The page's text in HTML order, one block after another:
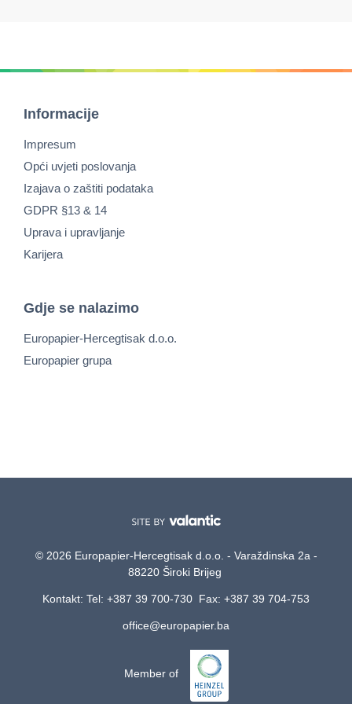
Informacije
Impresum
Opći uvjeti poslovanja
Izajava o zaštiti podataka
GDPR §13 & 14
Uprava i upravljanje
Karijera
Gdje se nalazimo
Europapier-Hercegtisak d.o.o.
Europapier grupa
© 2026 Europapier-Hercegtisak d.o.o. - Varaždinska 2a -
88220 Široki Brijeg
Kontakt: Tel: +387 39 700-730 Fax: +387 39 704-753
office@europapier.ba
Member of